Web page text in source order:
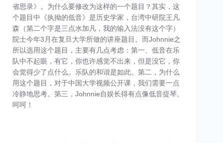
省思录》。为什么要修改为这样的一个题目？其实，这
个题目中《执拗的低音》是历史学家，台湾中研院王凡
森（第二个字是三点水加凡，我的输入法没有这个字）
院士今年3月在复旦大学所做的讲座题目。而Johnnie之
所以选用这个题目，主要有几点考虑：第一、低音在乐
队中不起眼，有它，你也许感觉不出来，但是没它，你
会觉得少了点什么。乐队的和谐是如此。第二，为什么
用这个题目，对于中国大学视频公开课，我们需要一点
冷静地思考。第三，Johnnie自娱长得有点像低音提琴。
呵呵！